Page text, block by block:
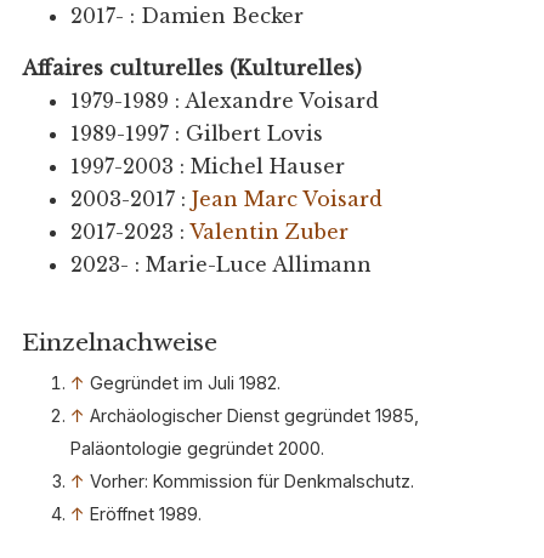
2017- : Damien Becker
Affaires culturelles (Kulturelles)
1979-1989 : Alexandre Voisard
1989-1997 : Gilbert Lovis
1997-2003 : Michel Hauser
2003-2017 : Jean Marc Voisard
2017-2023 : Valentin Zuber
2023- : Marie-Luce Allimann
Einzelnachweise
↑ Gegründet im Juli 1982.
↑ Archäologischer Dienst gegründet 1985,
Paläontologie gegründet 2000.
↑ Vorher: Kommission für Denkmalschutz.
↑ Eröffnet 1989.